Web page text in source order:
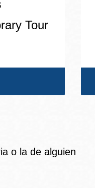
Tour
o la de alguien